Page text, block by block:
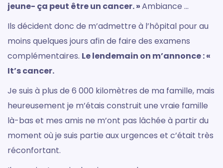
jeune- ça peut être un cancer. »Ambiance ...
Ils décident donc de m’admettre à l’hôpital pour au
moins quelques jours afin de faire des examens
complémentaires. Le lendemain on m’annonce : «
It’s cancer.
Je suis à plus de 6 000 kilomètres de ma famille, mais
heureusement je m’étais construit une vraie famille
là-bas et mes amis ne m’ont pas lâchée à partir du
moment où je suis partie aux urgences et c’était très
réconfortant.